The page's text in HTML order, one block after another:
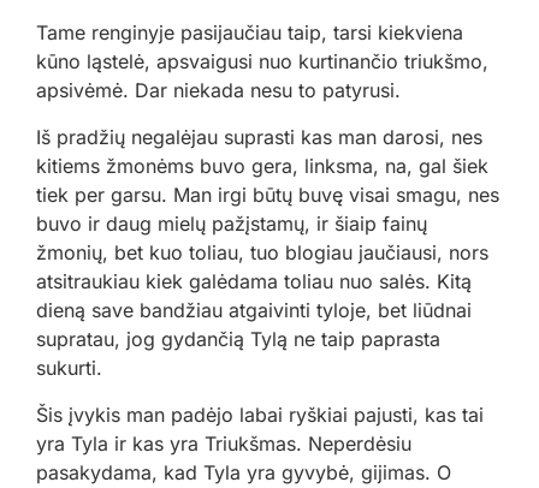
Tame renginyje pasijaučiau taip, tarsi kiekviena
kūno ląstelė, apsvaigusi nuo kurtinančio triukšmo,
apsivėmė. Dar niekada nesu to patyrusi.
Iš pradžių negalėjau suprasti kas man darosi, nes
kitiems žmonėms buvo gera, linksma, na, gal šiek
tiek per garsu. Man irgi būtų buvę visai smagu, nes
buvo ir daug mielų pažįstamų, ir šiaip fainų
žmonių, bet kuo toliau, tuo blogiau jaučiausi, nors
atsitraukiau kiek galėdama toliau nuo salės. Kitą
dieną save bandžiau atgaivinti tyloje, bet liūdnai
supratau, jog gydančią Tylą ne taip paprasta
sukurti.
Šis įvykis man padėjo labai ryškiai pajusti, kas tai
yra Tyla ir kas yra Triukšmas. Neperdėsiu
pasakydama, kad Tyla yra gyvybė, gijimas. O